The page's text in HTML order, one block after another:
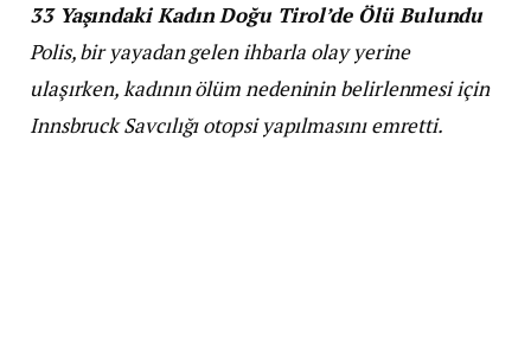
33 Yaşındaki Kadın Doğu Tirol’de Ölü Bulundu
Polis, bir yayadan gelen ihbarla olay yerine
ulaşırken, kadının ölüm nedeninin belirlenmesi için
Innsbruck Savcılığı otopsi yapılmasını emretti.